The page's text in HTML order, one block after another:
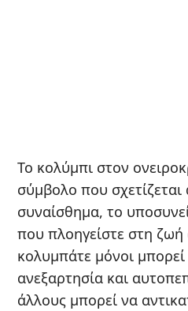
Το κολύμπι στον
σύμβολο που
συναίσθημα, το
που πλοηγείστε στη ζωή
κολυμπάτε μόνοι
ανεξαρτησία και
άλλους μπορεί να